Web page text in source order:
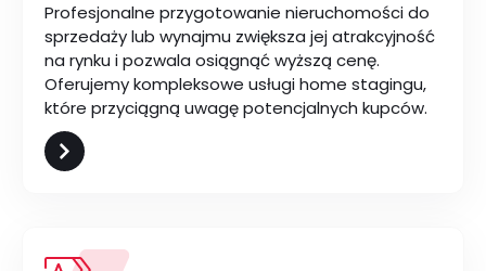
Profesjonalne przygotowanie nieruchomości do
sprzedaży lub wynajmu zwiększa jej atrakcyjność
na rynku i pozwala osiągnąć wyższą cenę.
Oferujemy kompleksowe usługi home stagingu,
które przyciągną uwagę potencjalnych kupców.